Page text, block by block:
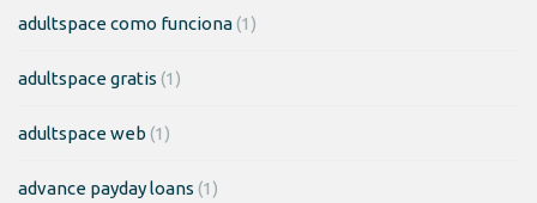
adultspace como funciona(1)
adultspace gratis (1)
adultspace web (1)
advance payday loans (1)